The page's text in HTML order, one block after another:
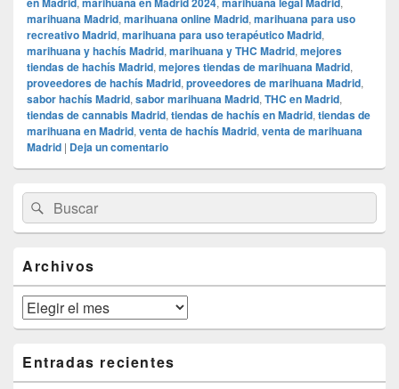
marihuana Madrid, marihuana online Madrid, marihuana para uso
recreativo Madrid, marihuana para uso terapéutico Madrid,
marihuana y hachís Madrid, marihuana y THC Madrid, mejores
tiendas de hachís Madrid, mejores tiendas de marihuana Madrid,
proveedores de hachís Madrid, proveedores de marihuana Madrid,
sabor hachís Madrid, sabor marihuana Madrid, THC en Madrid,
tiendas de cannabis Madrid, tiendas de hachís en Madrid, tiendas de
marihuana en Madrid, venta de hachís Madrid, venta de marihuana
Madrid | Deja un comentario
área
de
widget
lateral
primaria
Buscar
por:
Buscar
Archivos
Archivos
Entradas recientes